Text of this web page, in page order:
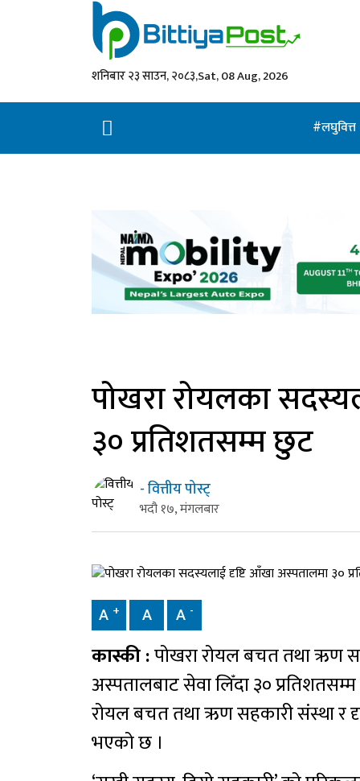
शनिबार २३ साउन, २०८३,Sat, 08 Aug, 2026
लघुवित्त
पोखरा रोयलका
३० प्रतिशतसम्म छुट
- वित्तीय पोस्ट्
भदौ १७, मंगलबार
A + A A -
कास्की :पोखरा रोयल बचत तथा ऋण
अस्पतालबाट सेवा लिँदा ३०
रोयल बचत तथा ऋण सहकारी संस्था र
भएको छ ।